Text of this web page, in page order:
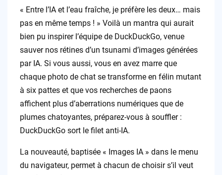
« Entre l’IA et l’eau fraîche, je préfère les deux… mais
pas en même temps ! » Voilà un mantra qui aurait
bien pu inspirer l’équipe de DuckDuckGo, venue
sauver nos rétines d’un tsunami d’images générées
par IA. Si vous aussi, vous en avez marre que
chaque photo de chat se transforme en félin mutant
à six pattes et que vos recherches de paons
affichent plus d’aberrations numériques que de
plumes chatoyantes, préparez-vous à souffler :
DuckDuckGo sort le filet anti-IA.
La nouveauté, baptisée « Images IA » dans le menu
du navigateur, permet à chacun de choisir s’il veut